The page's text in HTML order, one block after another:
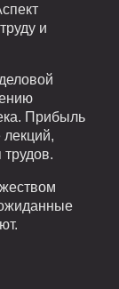
и
Прибыль
лекций,